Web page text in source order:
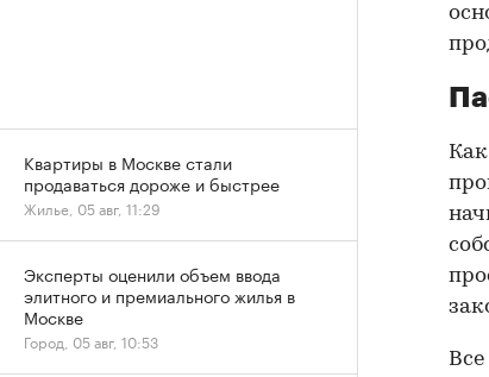
Квартиры в Москве стали
продаваться дороже и быстрее
Жилье, 05 авг, 11:29
Эксперты оценили объем ввода
элитного и премиального жилья в
Москве
Город, 05 авг, 10:53